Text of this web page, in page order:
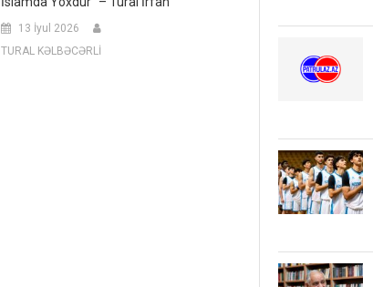
13 İyul 2026
TURAL KƏLBƏCƏRLİ